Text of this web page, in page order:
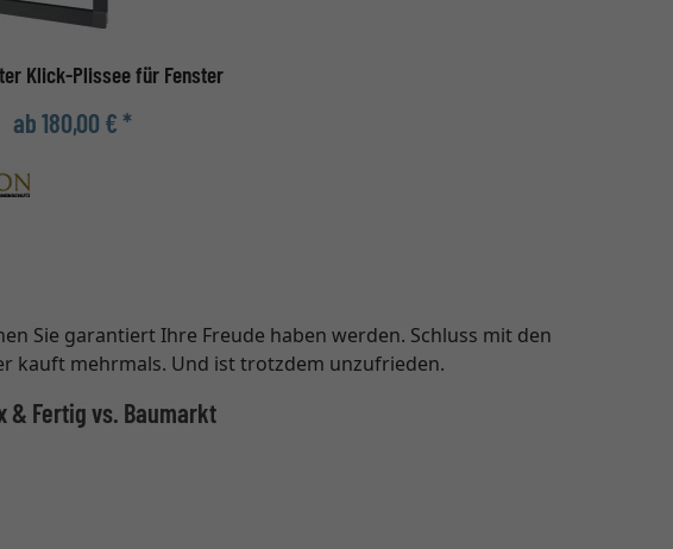
Klick-Plissee für Fenster
ab 180,00 € *
Sie garantiert Ihre Freude haben werden. Schluss mit den
kauft mehrmals. Und ist trotzdem unzufrieden.
& Fertig vs. Baumarkt